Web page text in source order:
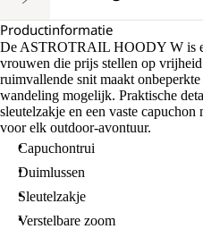
Productinformatie
De ASTROTRAIL HOODY W is
vrouwen die prijs stellen op
ruimvallende snit maakt
wandeling mogelijk. Praktische
sleutelzakje en een vaste
voor elk outdoor-avontuur.
Capuchontrui
Duimlussen
Sleutelzakje
Verstelbare zoom